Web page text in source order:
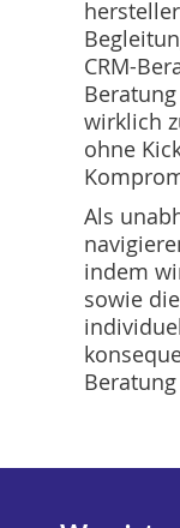
CRM-
wirklich
ohne
Als
indem
sowie